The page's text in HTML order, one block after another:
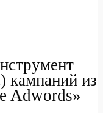
кампаний из
Adwords»